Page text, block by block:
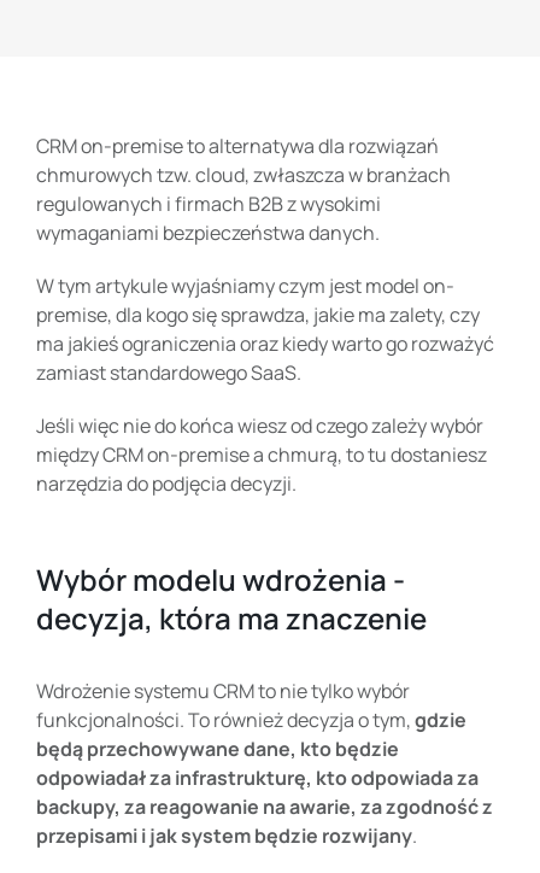
CRM on-premise to alternatywa dla rozwiązań
chmurowych tzw. cloud, zwłaszcza w branżach
regulowanych i firmach B2B z wysokimi
wymaganiami bezpieczeństwa danych.
W tym artykule wyjaśniamy czym jest model on-
premise, dla kogo się sprawdza, jakie ma zalety, czy
ma jakieś ograniczenia oraz kiedy warto go rozważyć
zamiast standardowego SaaS.
Jeśli więc nie do końca wiesz od czego zależy wybór
między CRM on-premise a chmurą, to tu dostaniesz
narzędzia do podjęcia decyzji.
Wybór modelu wdrożenia -
decyzja, która ma znaczenie
Wdrożenie systemu CRM to nie tylko wybór
funkcjonalności. To również decyzja o tym,gdzie
będą przechowywane dane, kto będzie
odpowiadał za infrastrukturę, kto odpowiada za
backupy, za reagowanie na awarie, za zgodność z
przepisami i jak system będzie rozwijany.